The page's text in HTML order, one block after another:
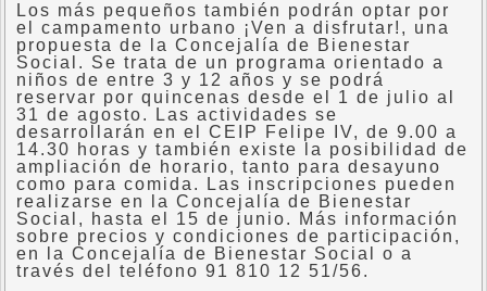
Los más pequeños también podrán optar por
el campamento urbano ¡Ven a disfrutar!, una
propuesta de la Concejalía de Bienestar
Social. Se trata de un programa orientado a
niños de entre 3 y 12 años y se podrá
reservar por quincenas desde el 1 de julio al
31 de agosto. Las actividades se
desarrollarán en el CEIP Felipe IV, de 9.00 a
14.30 horas y también existe la posibilidad de
ampliación de horario, tanto para desayuno
como para comida. Las inscripciones pueden
realizarse en la Concejalía de Bienestar
Social, hasta el 15 de junio. Más información
sobre precios y condiciones de participación,
en la Concejalía de Bienestar Social o a
través del teléfono 91 810 12 51/56.